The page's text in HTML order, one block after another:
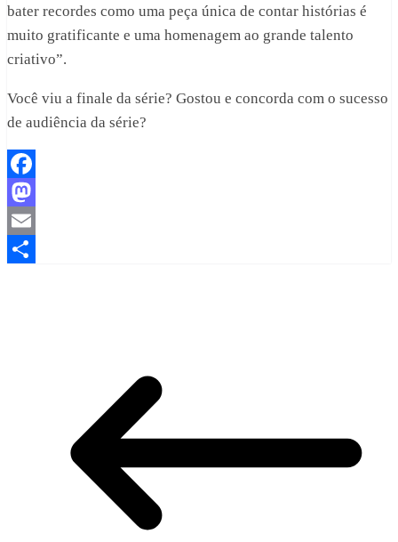
bater recordes como uma peça única de contar histórias é
muito gratificante e uma homenagem ao grande talento
criativo”.
Você viu a finale da série? Gostou e concorda com o sucesso
de audiência da série?
Facebook
Mastodon
Email